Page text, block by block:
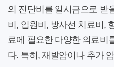
의 진단비를 일시금으로 받
비, 입원비, 방사선 치료비,
료에 필요한 다양한 의료비
다. 특히, 재발암이나 추가